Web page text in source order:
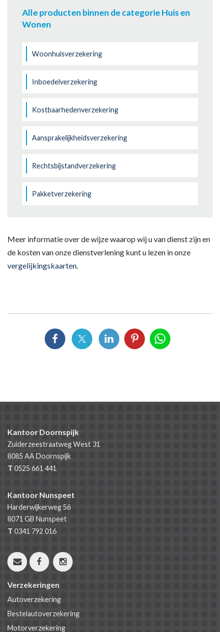
Alle producten binnen de categorie Huis en
Wonen
Woonhuisverzekering
Inboedelverzekering
Kostbaarhedenverzekering
Aansprakelijkheidsverzekering
Rechtsbijstandverzekering
Pakketverzekering
Meer informatie over de wijze waarop wij u van dienst zijn en
de kosten van onze dienstverlening kunt u lezen in onze
vergelijkingskaarten.
Kantoor Doornspijk
Zuiderzeestraatweg West 31
8085 AADoornspijk
T 0525 661 441
Kantoor Nunspeet
Harderwijkerweg 56
8071 GB Nunspeet
T 0341 792 016
Verzekeringen
Autoverzekering
Bestelautoverzekering
Motorverzekering